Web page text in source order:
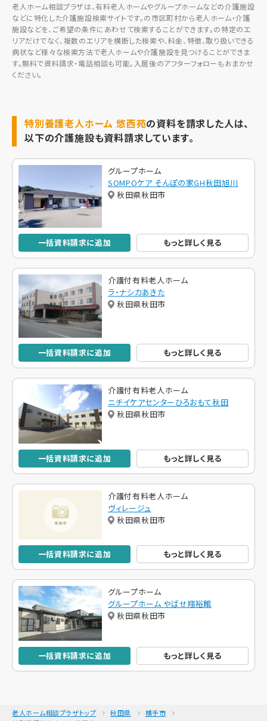
老人ホーム相談プラザは、有料老人ホームやグループホームなどの介護施設
などに特化した介護施設検索サイトです。の市区町村から老人ホーム・介護
施設などを、ご希望の条件にあわせて検索することができます。の特定のエ
リアだけでなく、複数のエリアを横断した検索や、料金、特徴、取り扱いできる
病状など様々な検索方法で老人ホームや介護施設を見つけることができま
す。無料で資料請求・電話相談も可能。入居後のアフターフォローもおまかせ
ください。
特別養護老人ホーム 悠西苑の資料を請求した人は、
以下の介護施設も資料請求しています。
グループホーム
SOMPOケア そんぽの家GH秋田旭川
秋田県秋田市
一括資料請求に追加 もっと詳しく見る
介護付有料老人ホーム
ラ・ナシカあきた
秋田県秋田市
一括資料請求に追加 もっと詳しく見る
介護付有料老人ホーム
ニチイケアセンターひろおもて秋田
秋田県秋田市
一括資料請求に追加 もっと詳しく見る
介護付有料老人ホーム
ヴィレージュ
秋田県秋田市
一括資料請求に追加 もっと詳しく見る
グループホーム
グループホーム やばせ翔裕館
秋田県秋田市
一括資料請求に追加 もっと詳しく見る
老人ホーム相談プラザトップ 秋田県
横手市